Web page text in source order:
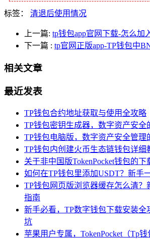
标签： 清退后使用情况
上一篇: tp钱包app官网下载-怎么加
下一篇 : tp官网正版app-TP钱包中
相关文章
最近发表
TP钱包合约地址获取与使用全攻略
TP钱包密钥生成器，数字资产安全
TP钱包电脑版，数字资产安全管理
TP钱包内创建火币生态链钱包详细
关于非中国版TokenPocket钱包的
如何在TP钱包里添加USDT？新手
TP钱包网页版浏览器缓存怎么清？
指南
新手必看，TP数字钱包下载安装全
坑
苹果用户专属，TokenPocket（Tp